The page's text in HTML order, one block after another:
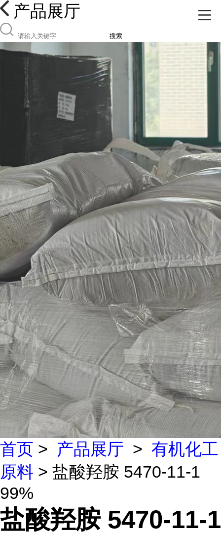
产品展厅
搜索
首页 > 产品展厅 > 有机化工
原料 > 盐酸羟胺 5470-11-1
99%
盐酸羟胺 5470-11-1